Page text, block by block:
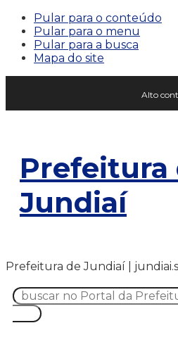
Pular para o conteúdo
Pular para o menu
Pular para a busca
Mapa do site
Alto
Prefeitura
Jundiaí
Prefeitura de Jundiaí |